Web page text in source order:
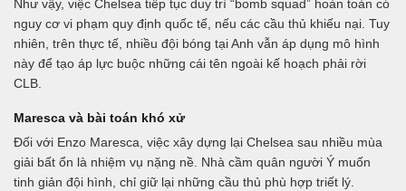
Như vậy, việc Chelsea tiếp tục duy trì “bomb squad” hoàn toàn có
nguy cơ vi phạm quy định quốc tế, nếu các cầu thủ khiếu nại. Tuy
nhiên, trên thực tế, nhiều đội bóng tại Anh vẫn áp dụng mô hình
này để tạo áp lực buộc những cái tên ngoài kế hoạch phải rời
CLB.
Maresca và bài toán khó xử
Đối với Enzo Maresca, việc xây dựng lại Chelsea sau nhiều mùa
giải bất ổn là nhiệm vụ nặng nề. Nhà cầm quân người Ý muốn
tinh giản đội hình, chỉ giữ lại những cầu thủ phù hợp triết lý.